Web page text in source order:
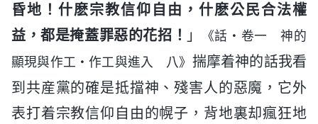
昏地！什麽宗教信仰自由，什麽公民合法權
益，都是掩蓋罪惡的花招！ 」
《話・卷一 神的
顯現與作工・作工與進入 八》 揣摩着神的話我看
到共産黨的確是抵擋神、殘害人的惡魔，它外
表打着宗教信仰自由的幌子，背地裏却瘋狂地